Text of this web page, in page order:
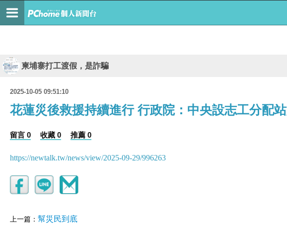
柬埔寨打工渡假，是詐騙
2025-10-05 09:51:10
花蓮災後救援持續進行 行政院：中央設志工分配
留言 0 收藏 0 推薦 0
https://newtalk.tw/news/view/2025-09-29/996263
上一篇： 幫災民到底